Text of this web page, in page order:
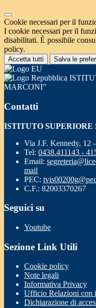
Cookie necessari per il
I cookie necessari per il
disabilitati. È possibile
policy.
Accetta tutti Salva le
MARCONI”
Contatti
ISTITUTO SUPERIORE
Via J.F. Kennedy,
Tel: 0438.411143 -
Email:
mail
PEC:
C.F.: 82003370267
Seguici su
Youtube
Sezione Link Utili
Cookie policy
Note legali
Informativa Privacy
Ufficio Relazioni con
Dichiarazione di